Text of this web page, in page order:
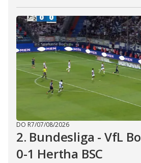
DO R7/07/08/2026
2. Bundesliga - VfL
0-1 Hertha BSC